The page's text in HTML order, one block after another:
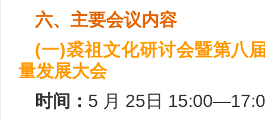
六、主要会议内容
(一)裘祖文化研讨会暨第八
量发展大会
时间： 5 月 25日